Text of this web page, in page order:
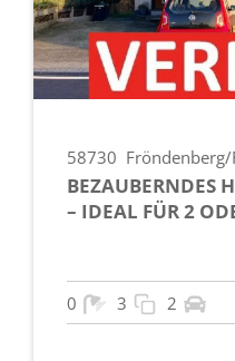
58730
BEZAUBERNDES
– IDEAL FÜR 2
0 3 2